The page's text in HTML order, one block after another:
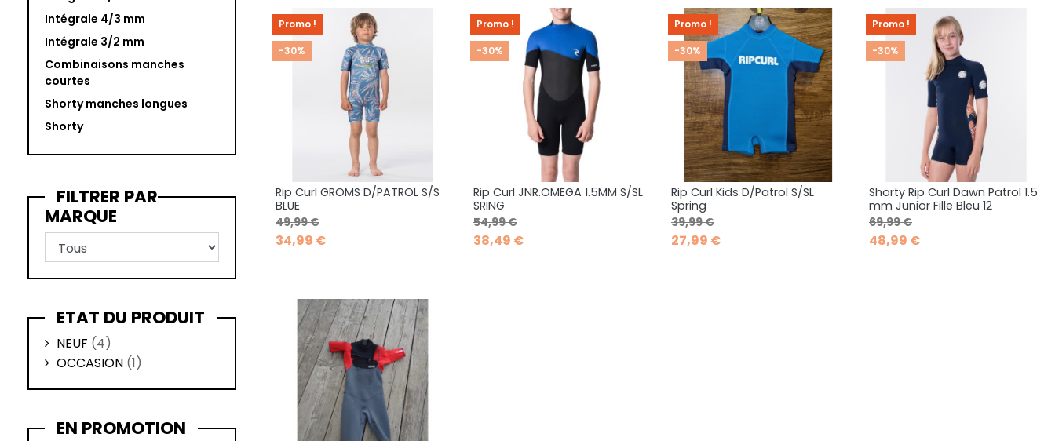
Intégrale 4/3 mm
Intégrale 3/2 mm
Combinaisons manches
courtes
Shorty manches longues
Shorty
FILTRER PAR
MARQUE
ETAT DU PRODUIT
NEUF (4)
OCCASION (1)
EN PROMOTION
Aperçu rapide
Rip Curl GROMS D/PATROL S/S
BLUE
Prix de base
49,99 €Prix
34,99 €
Promo !
-30%
Aperçu rapide
Rip Curl JNR.OMEGA 1.5MM S/SL
SRING
Prix de base
54,99 €Prix
38,49 €
Promo !
-30%
Aperçu rapide
Rip Curl Kids D/Patrol S/SL
Spring
Prix de base
39,99 €Prix
27,99 €
Promo !
-30%
Aperçu rapide
Shorty Rip Curl Dawn Patrol 1.5
mm Junior Fille Bleu 12
Prix de base
69,99 €Prix
48,99 €
Promo !
-30%